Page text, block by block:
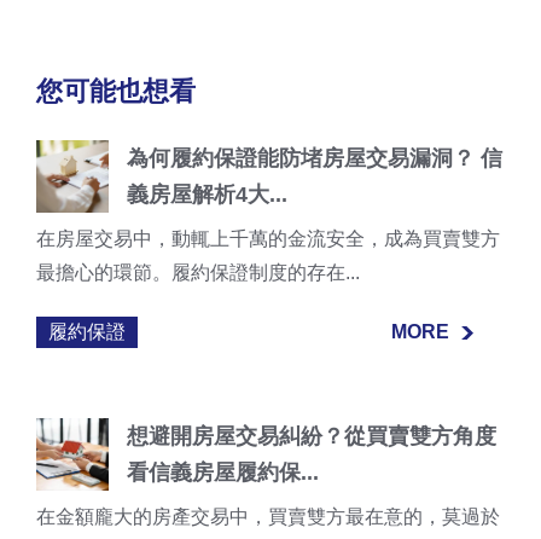
您可能也想看
為何履約保證能防堵房屋交易漏洞？ 信
義房屋解析4大...
在房屋交易中，動輒上千萬的金流安全，成為買賣雙方
最擔心的環節。履約保證制度的存在...
履約保證 MORE
想避開房屋交易糾紛？從買賣雙方角度
看信義房屋履約保...
在金額龐大的房產交易中，買賣雙方最在意的，莫過於